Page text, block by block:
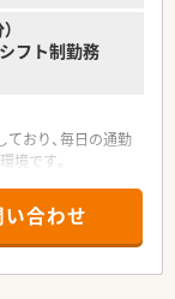
り合っており、業
が構築されていま
職場環境です。
活躍しています。
添い、丁寧でわか
く評価されていま
フト制勤務
おり、毎日の通勤
です。
組めます。
岐にわたる幅広い
ております。
い合わせ